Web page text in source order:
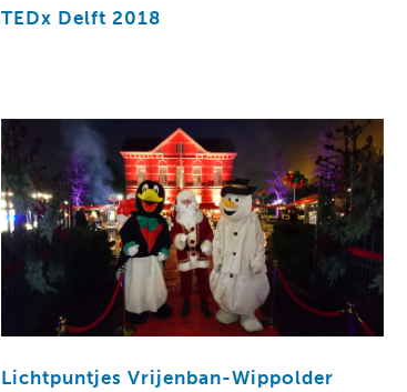
TEDx Delft 2018
Lichtpuntjes Vrijenban-Wippolder